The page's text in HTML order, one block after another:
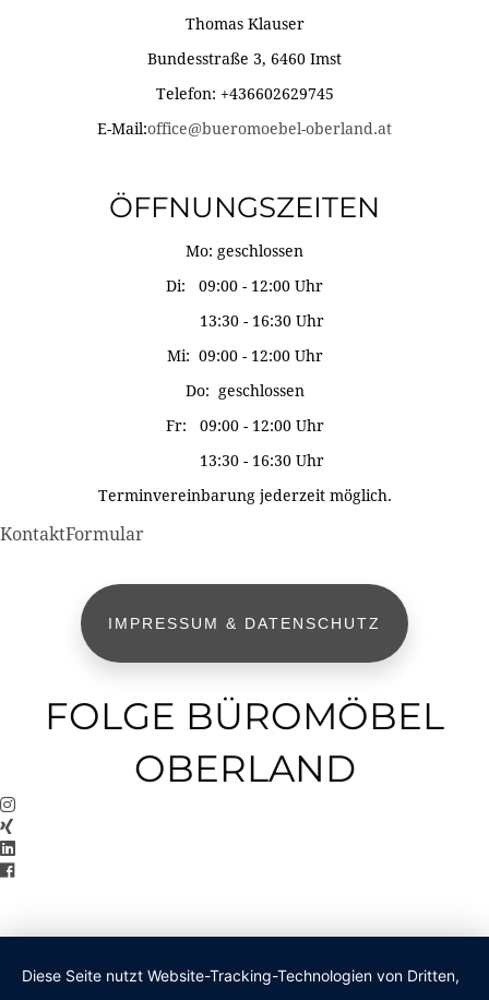
Thomas Klauser
Bundesstraße 3, 6460 Imst
Telefon: +436602629745
E-Mail:office@bueromoebel-oberland.at
ÖFFNUNGSZEITEN
Mo: geschlossen
Di: 09:00 - 12:00 Uhr
13:30 - 16:30 Uhr
Mi: 09:00 - 12:00 Uhr
Do: geschlossen
Fr: 09:00 - 12:00 Uhr
13:30 - 16:30 Uhr
Terminvereinbarung jederzeit möglich.
KontaktFormular
IMPRESSUM & DATENSCHUTZ
FOLGE BÜROMÖBEL
OBERLAND
Diese Seite nutzt Website-Tracking-Technologien von Dritten,